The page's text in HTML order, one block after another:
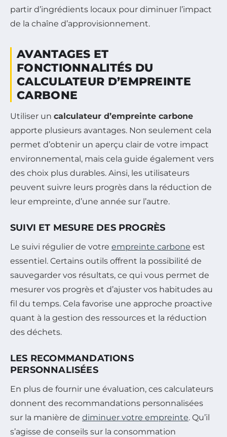
partir d’ingrédients locaux pour diminuer l’impact
de la chaîne d’approvisionnement.
AVANTAGES ET
FONCTIONNALITÉS DU
CALCULATEUR D’EMPREINTE
CARBONE
Utiliser un calculateur d’empreinte carbone
apporte plusieurs avantages. Non seulement cela
permet d’obtenir un aperçu clair de votre impact
environnemental, mais cela guide également vers
des choix plus durables. Ainsi, les utilisateurs
peuvent suivre leurs progrès dans la réduction de
leur empreinte, d’une année sur l’autre.
SUIVI ET MESURE DES PROGRÈS
Le suivi régulier de votre empreinte carbone est
essentiel. Certains outils offrent la possibilité de
sauvegarder vos résultats, ce qui vous permet de
mesurer vos progrès et d’ajuster vos habitudes au
fil du temps. Cela favorise une approche proactive
quant à la gestion des ressources et la réduction
des déchets.
LES RECOMMANDATIONS
PERSONNALISÉES
En plus de fournir une évaluation, ces calculateurs
donnent des recommandations personnalisées
sur la manière de diminuer votre empreinte. Qu’il
s’agisse de conseils sur la consommation